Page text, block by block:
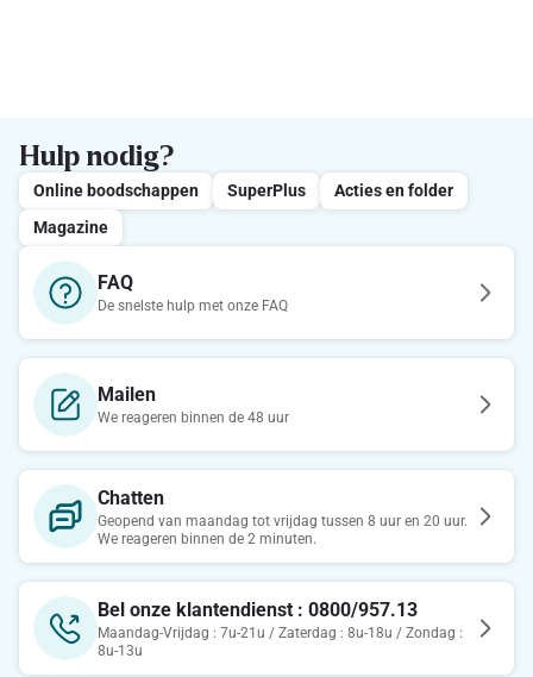
Hulp nodig?
Online boodschappen SuperPlus
Acties en folder
Magazine
FAQ
De snelste hulp met onze FAQ
Mailen
We reageren binnen de 48 uur
Chatten
Geopend van maandag tot vrijdag tussen 8 uur en 20 uur.
We reageren binnen de 2 minuten.
Bel onze klantendienst : 0800/957.13
Maandag-Vrijdag : 7u-21u / Zaterdag : 8u-18u / Zondag :
8u-13u